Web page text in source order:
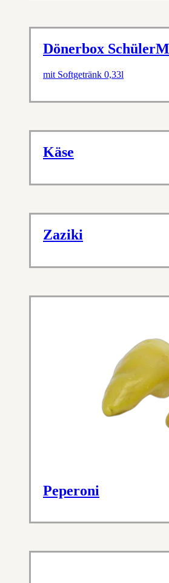
Dönerbox
mit Softgetränk 0,33l
Käse
Zaziki
Peperoni